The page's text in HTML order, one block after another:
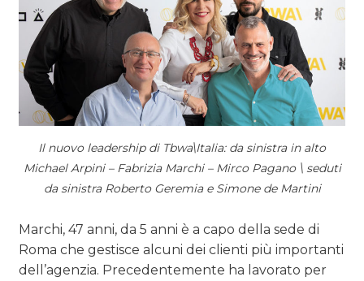
Il nuovo leadership di Tbwa\Italia: da sinistra in alto
Michael Arpini – Fabrizia Marchi – Mirco Pagano \ seduti
da sinistra Roberto Geremia e Simone de Martini
Marchi, 47 anni, da 5 anni è a capo della sede di
Roma che gestisce alcuni dei clienti più importanti
dell’agenzia. Precedentemente ha lavorato per